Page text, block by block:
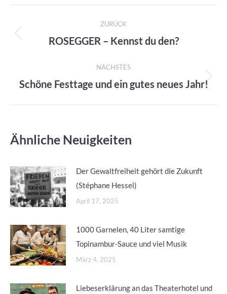
Kommentarnavigation
ZURÜCK
Vorheriger
ROSEGGER – Kennst du den?
NÄCHSTES
Nächster
Schöne Festtage und ein gutes neues Jahr!
Ähnliche Neuigkeiten
Der Gewaltfreiheit gehört die Zukunft
(Stéphane Hessel)
April 17, 2025
1000 Garnelen, 40 Liter samtige
Topinambur-Sauce und viel Musik
März 4, 2025
Liebeserklärung an das Theaterhotel und